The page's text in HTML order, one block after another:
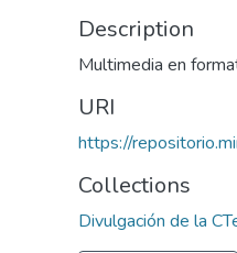
Description
Multimedia en
URI
https://
Collections
Divulgación de la